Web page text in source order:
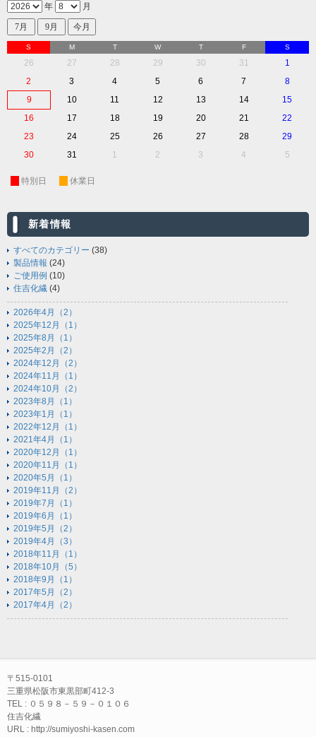
年 月
S M T W T F S
26 27 28 29 30 31
1
2
3 4 5 6 7
8
9
10 11 12 13 14
15
16
17 18 19 20 21
22
23
24 25 26 27 28
29
30
31 1 2 3 4 5
特別日 休業日
新着情報
すべてのカテゴリー (38)
製品情報 (24)
ご使用例 (10)
住吉化繊 (4)
2026年4月（2）
2025年12月（1）
2025年8月（1）
2025年2月（2）
2024年12月（2）
2024年11月（1）
2024年10月（2）
2023年8月（1）
2023年1月（1）
2022年12月（1）
2021年4月（1）
2020年12月（1）
2020年11月（1）
2020年5月（1）
2019年11月（2）
2019年7月（1）
2019年6月（1）
2019年5月（2）
2019年4月（3）
2018年11月（1）
2018年10月（5）
2018年9月（1）
2017年5月（2）
2017年4月（2）
〒515-0101
三重県松阪市東黒部町412-3
TEL : ０５９８－５９－０１０６
住吉化繊
URL : http://sumiyoshi-kasen.com